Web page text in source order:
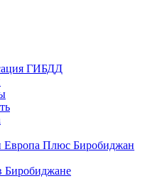
ГИБДД
Европа Плюс Биробиджан
Биробиджане